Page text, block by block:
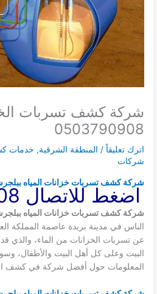
شركة كشف تسربات
0503790908
اترك تعليقاً / المنطقة الشرقية, خدمات
شركات
شركة كشف تسربات خزانات المياه
اضغط للاتصال 0503790908
شركة كشف تسربات خزانات المياه
الناس في مدينة بريدة عاصمة المملكة
عن تسربات الخزانات من الماء، والذي
البيت وعلى كل أهل البيت والأطفال،
المعلومات حول أفضل شركة في كشف